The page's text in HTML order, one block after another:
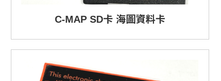
C-MAP SD卡 海圖資料卡